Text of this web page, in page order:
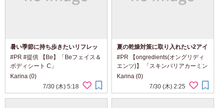
暑い季節に持ち歩きたいリフレッ
シュシート
#PR #提供 【Be】「Beフェイス＆
ボディシート C」
@be_activeorganic 風吹き抜ける
ハーブガーデンのような香りと、
みずみずしい使い心地。 顔にもボ
Karina (0)
7/30 (木) 5:18
夏の乾燥対策に取り入れたい2アイ
テム
#PR 【ongredients(オングリディ
エンツ)】 「スキンバリアカーミン
グローションEX」 「オングリディ
エンツ スキンバリアグローミス
ト」 @ongredientsjp ongredients
Karina (0)
7/30 (木) 2:25